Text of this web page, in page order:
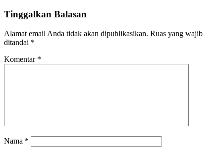
Tinggalkan Balasan
Alamat email Anda tidak akan dipublikasikan. Ruas yang wajib
ditandai *
Komentar *
Nama *